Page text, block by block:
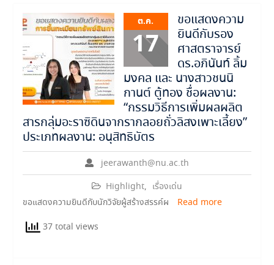
ต.ค.
17
ขอแสดงความ
ยินดีกับรอง
ศาสตราจารย์
ดร.อภินันท์ ลิ้ม
มงคล และ นางสาวชนนิ
กานต์ ตู้ทอง ชื่อผลงาน:
“กรรมวิธีการเพิ่มผลผลิต
สารกลุ่มอะราซิดินจากรากลอยถั่วลิสงเพาะเลี้ยง”
ประเภทผลงาน: อนุสิทธิบัตร
jeerawanth@nu.ac.th
Highlight, เรื่องเด่น
ขอแสดงความยินดีกับนักวิจัยผู้สร้างสรรค์ผ
Read more
37 total views